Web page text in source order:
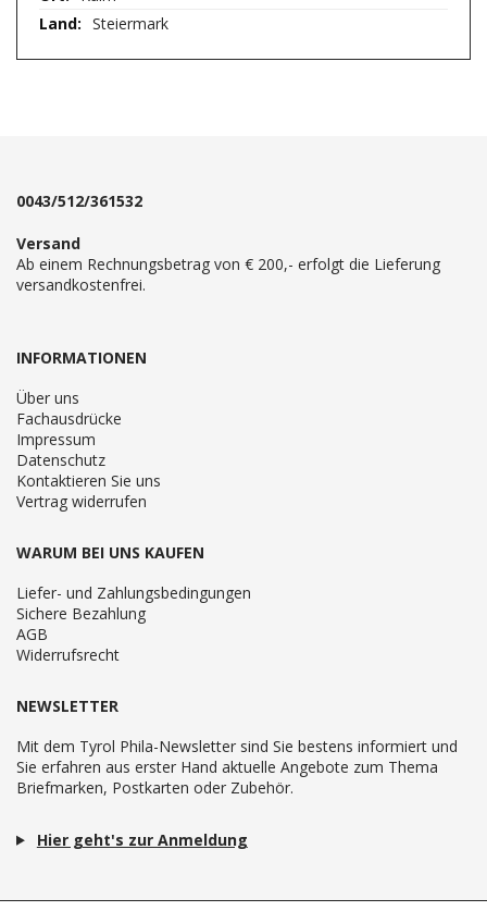
Steiermark
0043/512/361532
Versand
Ab einem Rechnungsbetrag von € 200,- erfolgt die Lieferung
versandkostenfrei.
INFORMATIONEN
Über uns
Fachausdrücke
Impressum
Datenschutz
Kontaktieren Sie uns
Vertrag widerrufen
WARUM BEI UNS KAUFEN
Liefer- und Zahlungsbedingungen
Sichere Bezahlung
AGB
Widerrufsrecht
NEWSLETTER
Mit dem Tyrol Phila-Newsletter sind Sie bestens informiert und
Sie erfahren aus erster Hand aktuelle Angebote zum Thema
Briefmarken, Postkarten oder Zubehör.
Hier geht's zur Anmeldung